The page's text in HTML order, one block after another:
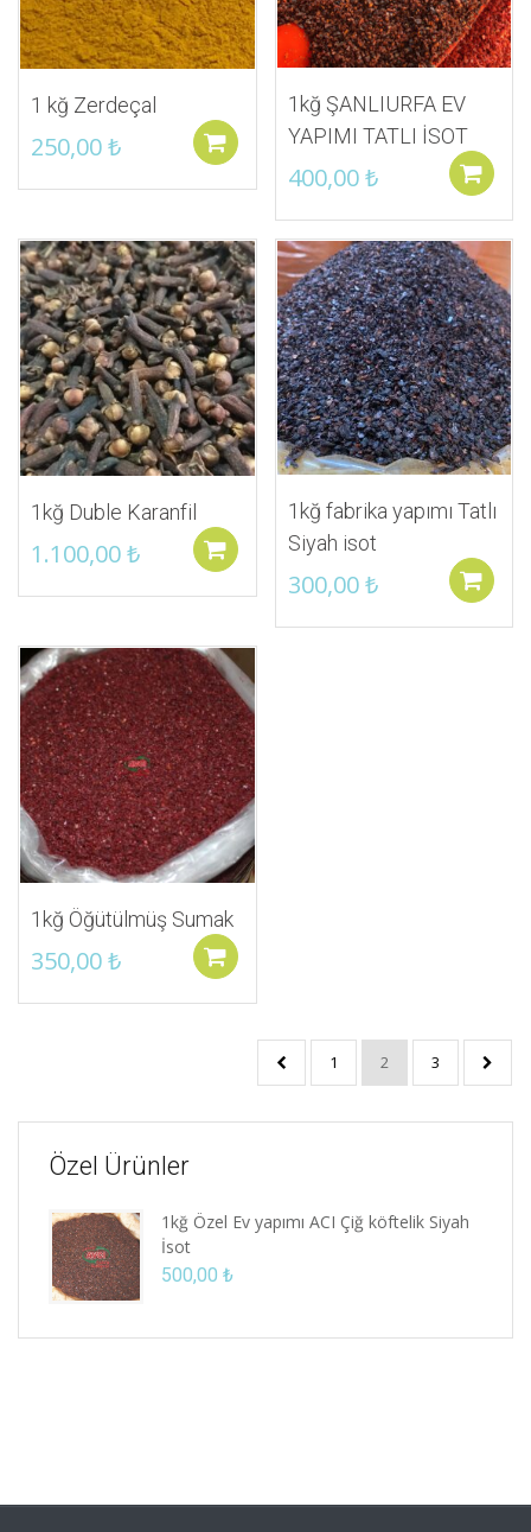
1 kğ Zerdeçal
250,00₺ Sepete ekle
1kğ ŞANLIURFA EV
YAPIMI TATLI İSOT
400,00₺
1kğ Duble Karanfil
1.100,00₺ Sepete ekle
İstek Listeme Ekle
1kğ fabrika yapımı Tatlı
Siyah isot
300,00₺
İstek Listeme Ekle
1kğ Öğütülmüş Sumak
350,00₺
İstek Listeme Ekle
1 2 3
Özel Ürünler
1kğ Özel Ev yapımı ACI Çiğ köftelik Siyah
İsot
500,00 ₺